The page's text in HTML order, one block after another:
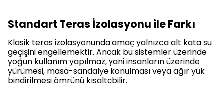
Standart Teras İzolasyonu ile Farkı
Klasik teras izolasyonunda amaç yalnızca alt kata su
geçişini engellemektir. Ancak bu sistemler üzerinde
yoğun kullanım yapılmaz, yani insanların üzerinde
yürümesi, masa-sandalye konulması veya ağır yük
bindirilmesi ömrünü kısaltabilir.